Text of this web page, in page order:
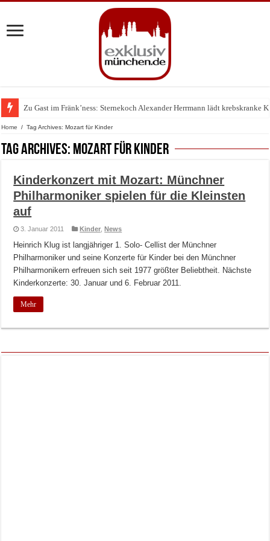
Zu Gast im Fränk’ness: Sternekoch Alexander Herrmann lädt krebskranke
Warum München gerade zum Treffpunkt der Lingerie-Branche wurde
Home / Tag Archives: Mozart für Kinder
Tag Archives: Mozart für Kinder
Kinderkonzert mit Mozart: Münchner
Philharmoniker spielen für die Kleinsten
auf
3. Januar 2011 Kinder ,News
Heinrich Klug ist langjähriger 1. Solo- Cellist der Münchner
Philharmoniker und seine Konzerte für Kinder bei den Münchner
Philharmonikern erfreuen sich seit 1977 größter Beliebtheit. Nächste
Kinderkonzerte: 30. Januar und 6. Februar 2011.
Mehr